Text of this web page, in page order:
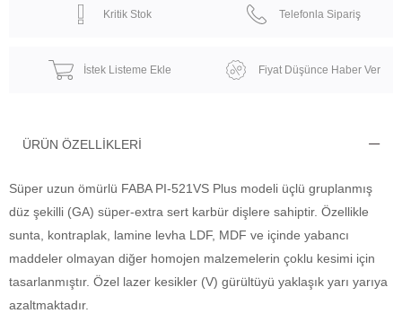
Kritik Stok Telefonla Sipariş
İstek Listeme Ekle Fiyat Düşünce Haber Ver
ÜRÜN ÖZELLIKLERI
Süper uzun ömürlü FABA PI-521VS Plus modeli üçlü gruplanmış
düz şekilli (GA) süper-extra sert karbür dişlere sahiptir. Özellikle
sunta, kontraplak, lamine levha LDF, MDF ve içinde yabancı
maddeler olmayan diğer homojen malzemelerin çoklu kesimi için
tasarlanmıştır. Özel lazer kesikler (V) gürültüyü yaklaşık yarı yarıya
azaltmaktadır.